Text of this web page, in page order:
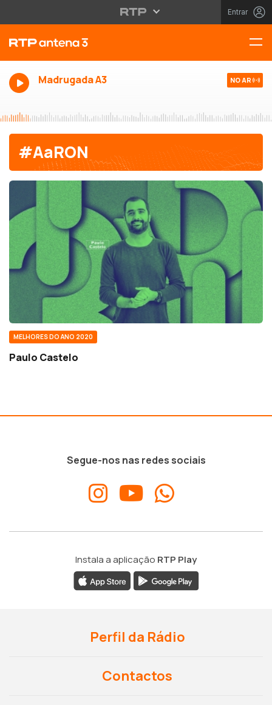
Entrar
Madrugada A3 NO AR
#AaRON
MELHORES DO ANO 2020
Paulo Castelo
Segue-nos nas redes sociais
Instala a aplicação RTP Play
Perfil da Rádio
Contactos